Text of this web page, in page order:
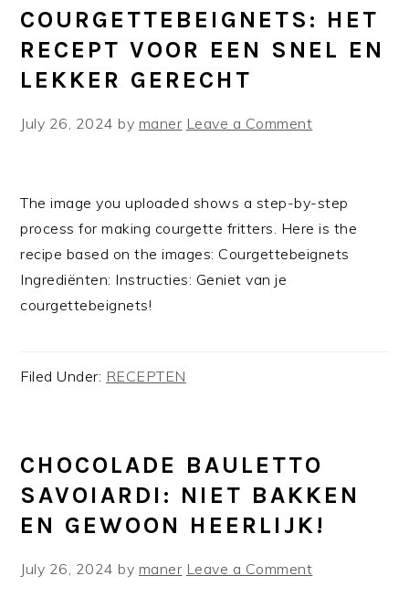
COURGETTEBEIGNETS: HET
RECEPT VOOR EEN SNEL EN
LEKKER GERECHT
July 26, 2024 by maner Leave a Comment
The image you uploaded shows a step-by-step
process for making courgette fritters. Here is the
recipe based on the images: Courgettebeignets
Ingrediënten: Instructies: Geniet van je
courgettebeignets!
Filed Under: RECEPTEN
CHOCOLADE BAULETTO
SAVOIARDI: NIET BAKKEN
EN GEWOON HEERLIJK!
July 26, 2024 by maner Leave a Comment